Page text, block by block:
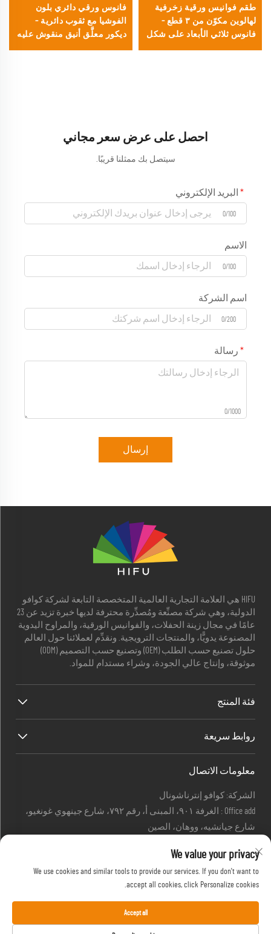
طقم فوانيس ورقية زخرفية
لهالوين مكوّن من ٣ قطع –
فانوس ثلاثي الأبعاد على شكل
فانوس ورقي دائري بلون
الفوشيا مع ثقوب دائرية –
ديكور معلَّق أنيق منقوش عليه
احصل على عرض سعر مجاني
سيتصل بك ممثلنا قريبًا.
البريد الإلكتروني
0/100
الاسم
0/100
اسم الشركة
0/200
رسالة
0/1000
إرسال
HIFU هي العلامة التجارية العالمية المتخصصة التابعة لشركة كوافو
الدولية، وهي شركة مصنِّعة ومُصدِّرة محترفة لديها خبرة تزيد عن 23
عامًا في مجال زينة الحفلات، والفوانيس الورقية، والمراوح اليدوية
المصنوعة يدويًّا، والمنتجات الترويجية. ونقدِّم لعملائنا حول العالم
حلول تصنيع حسب الطلب (OEM) وتصنيع حسب التصميم (ODM)
موثوقة، وإنتاج عالي الجودة، وشراء مستدام للمواد.
فئة المنتج
روابط سريعة
معلومات الاتصال
الشركة: كوافو إنترناشونال
Office add : الغرفة ٩٠١، المبنى أ، رقم ٧٩٢، شارع جينهوي غونغيو،
شارع جيانشيه، ووهان، الصين
[email protected]
هاتف: +86-27-85629392
جوال:+86-18502719422
حقوق الطبع والنشر © HIFU، علامة تجارية تابعة لشركة كوافو الدولية.
We value your privacy
We use cookies and similar tools to provide our services. If you don't want to
accept all cookies, click Personalize cookies.
Accept all